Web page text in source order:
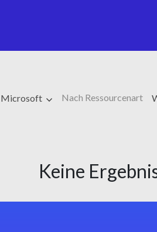
Microsoft Nach Ressourcenart
Keine